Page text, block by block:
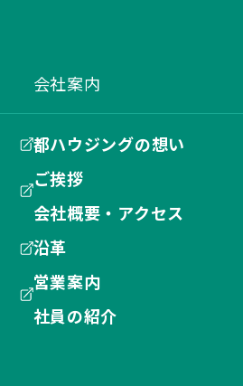
会社案内
都ハウジングの想い
ご挨拶
会社概要・アクセス
沿革
営業案内
社員の紹介